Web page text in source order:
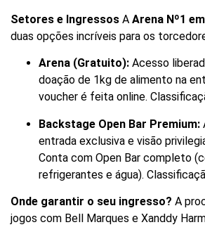
Setores e Ingressos A Arena Nº1
duas opções incríveis para os
Arena (Gratuito): Acesso
doação de 1kg de alimento na
voucher é feita online.
Backstage Open Bar Premium:
entrada exclusiva e visão
Conta com Open Bar completo
refrigerantes e água).
Onde garantir o seu ingresso? A
jogos com Bell Marques e Xanddy